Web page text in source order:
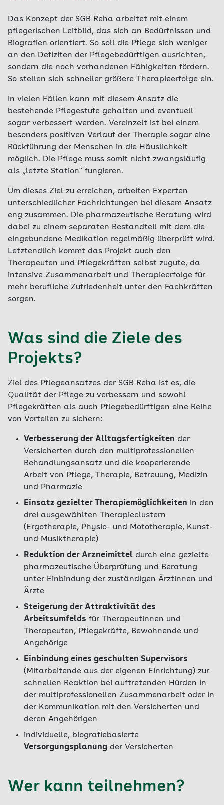
Das Konzept der SGB Reha arbeitet mit einem
pflegerischen Leitbild, das sich an Bedürfnissen und
Biografien orientiert. So soll die Pflege sich weniger
an den Defiziten der Pflegebedürftigen ausrichten,
sondern die noch vorhandenen Fähigkeiten fördern.
So stellen sich schneller größere Therapieerfolge ein.
In vielen Fällen kann mit diesem Ansatz die
bestehende Pflegestufe gehalten und eventuell
sogar verbessert werden. Vereinzelt ist bei einem
besonders positiven Verlauf der Therapie sogar eine
Rückführung der Menschen in die Häuslichkeit
möglich. Die Pflege muss somit nicht zwangsläufig
als „letzte Station" fungieren.
Um dieses Ziel zu erreichen, arbeiten Experten
unterschiedlicher Fachrichtungen bei diesem Ansatz
eng zusammen. Die pharmazeutische Beratung wird
dabei zu einem separaten Bestandteil mit dem die
eingebundene Medikation regelmäßig überprüft wird.
Letztendlich kommt das Projekt auch den
Therapeuten und Pflegekräften selbst zugute, da
intensive Zusammenarbeit und Therapieerfolge für
mehr berufliche Zufriedenheit unter den Fachkräften
sorgen.
Was sind die Ziele des
Projekts?
Ziel des Pflegeansatzes der SGB Reha ist es, die
Qualität der Pflege zu verbessern und sowohl
Pflegekräften als auch Pflegebedürftigen eine Reihe
von Vorteilen zu sichern:
Verbesserung der Alltagsfertigkeiten der
Versicherten durch den multiprofessionellen
Behandlungsansatz und die kooperierende
Arbeit von Pflege, Therapie, Betreuung, Medizin
und Pharmazie
Einsatz gezielter Therapiemöglichkeiten in den
drei ausgewählten Therapieclustern
(Ergotherapie, Physio- und Mototherapie, Kunst-
und Musiktherapie)
Reduktion der Arzneimittel durch eine gezielte
pharmazeutische Überprüfung und Beratung
unter Einbindung der zuständigen Ärztinnen und
Ärzte
Steigerung der Attraktivität des
Arbeitsumfelds für Therapeutinnen und
Therapeuten, Pflegekräfte, Bewohnende und
Angehörige
Einbindung eines geschulten Supervisors
(Mitarbeitende aus der eigenen Einrichtung) zur
schnellen Reaktion bei auftretenden Hürden in
der multiprofessionellen Zusammenarbeit oder in
der Kommunikation mit den Versicherten und
deren Angehörigen
individuelle, biografiebasierte
Versorgungsplanung der Versicherten
Wer kann teilnehmen?